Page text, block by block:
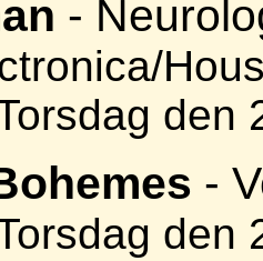
-
den
-
den